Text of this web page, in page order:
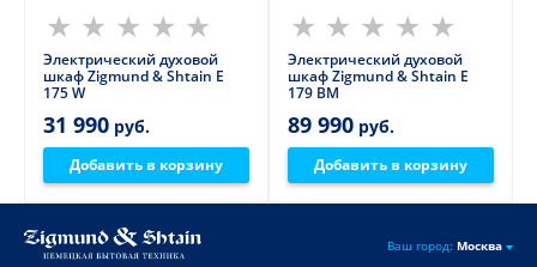
Электрический духовой
шкаф Zigmund & Shtain E
175 W
31 990 руб.
Добавить в корзину
Электрический духовой
шкаф Zigmund & Shtain E
179 BM
89 990 руб.
Добавить в корзину
Ваш город: Москва